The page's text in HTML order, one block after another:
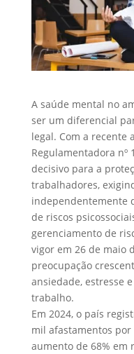
A saúde mental no
ser um diferencial
legal. Com a recente
Regulamentadora nº
decisivo para a
trabalhadores,
independentemente
de riscos
gerenciamento de
vigor em 26 de maio
preocupação
ansiedade, estresse
trabalho.
Em 2024, o país
mil afastamentos por
aumento de 68% em